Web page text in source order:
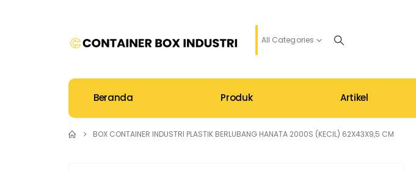
All Categories
Beranda Produk Artikel
BOX CONTAINER INDUSTRI PLASTIK BERLUBANG HANATA 2000S (KECIL) 62X43X9,5 CM